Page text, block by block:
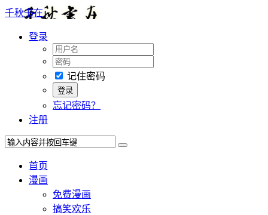
千秋书在
登录
记住密码
忘记密码？
注册
首页
漫画
免费漫画
搞笑欢乐